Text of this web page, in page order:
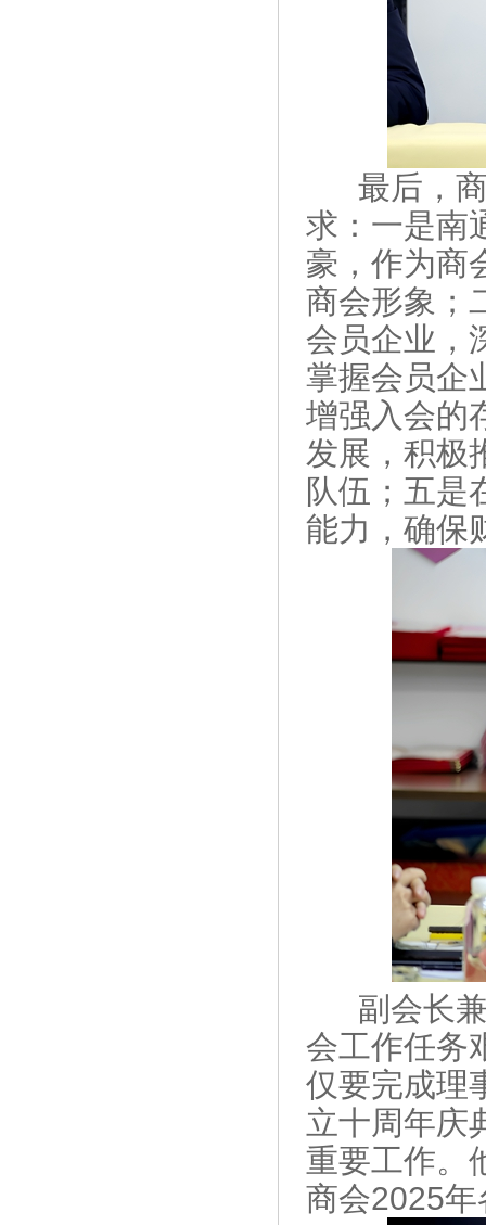
最后，
求：一是南
豪，作为商
商会形象；
会员企业，
掌握会员企
增强入会的
发展，积极
队伍；五是
能力，确保
副会长
会工作任务
仅要完成理
立十周年庆
重要工作。
商会2025